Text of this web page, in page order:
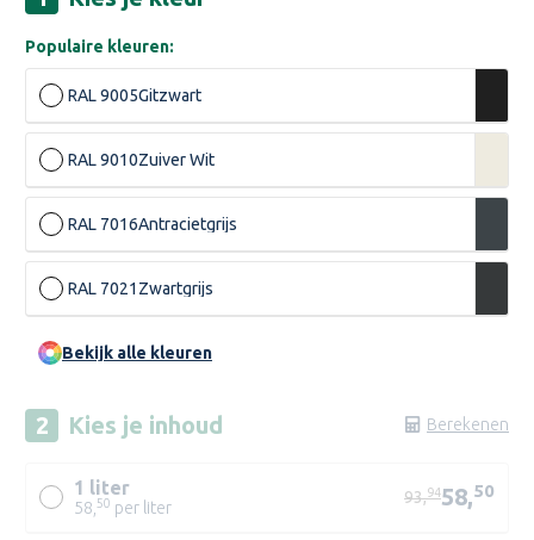
Populaire kleuren:
RAL 9005Gitzwart
RAL 9010Zuiver Wit
RAL 7016Antracietgrijs
RAL 7021 Zwartgrijs
Bekijk alle kleuren
Kies je inhoud Berekenen
1 liter
58, 50 per liter
93,9458,50